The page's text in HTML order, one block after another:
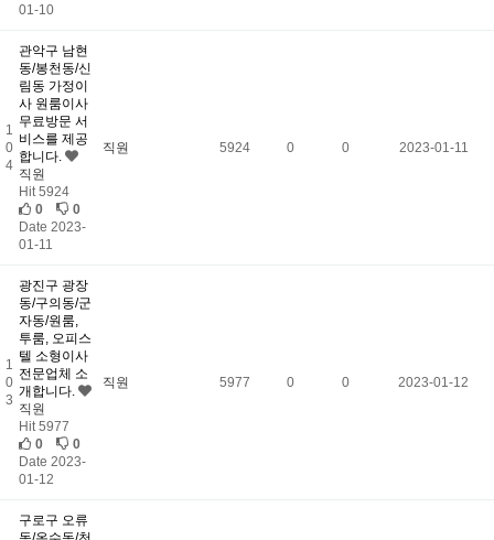
01-10
1
0
4
관악구 남현
동/봉천동/신
림동 가정이
사 원룸이사
무료방문 서
비스를 제공
합니다.
직원
Hit 5924
0
0
Date 2023-
01-11
직원 5924 0 0 2023-01-11
1
0
3
광진구 광장
동/구의동/군
자동/원룸,
투룸, 오피스
텔 소형이사
전문업체 소
개합니다.
직원
Hit 5977
0
0
Date 2023-
01-12
직원 5977 0 0 2023-01-12
구로구 오류